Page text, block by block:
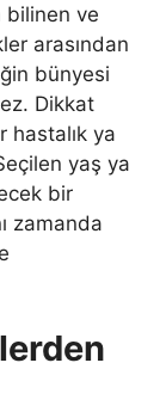
bilinen ve
arasından
bünyesi
Dikkat
hastalık ya
yaş ya
bir
zamanda